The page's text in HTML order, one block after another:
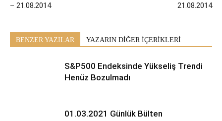
– 21.08.2014
21.08.2014
BENZER YAZILAR YAZARIN DİĞER İÇERİKLERİ
S&P500 Endeksinde Yükseliş Trendi
Henüz Bozulmadı
01.03.2021 Günlük Bülten